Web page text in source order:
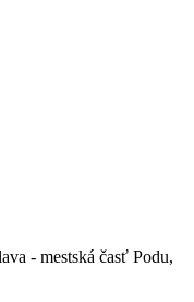
- mestská časť Podu,